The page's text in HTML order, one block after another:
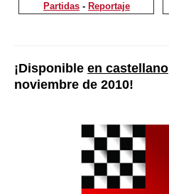
Partidas- Reportaje
¡Disponible en castellano
noviembre de 2010!